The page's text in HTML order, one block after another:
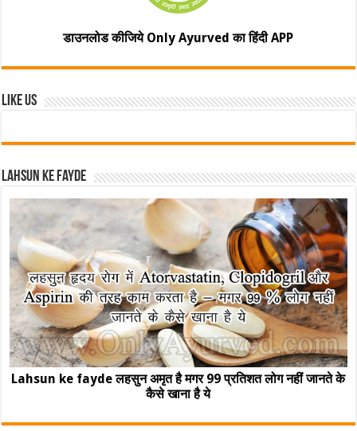
डाउनलोड कीजिये Only Ayurved का हिंदी APP
Like Us
Lahsun ke fayde
Lahsun ke fayde लहसुन अमृत है मगर 99 प्रतिशत लोग नहीं जानते के
कैसे खाना है ये